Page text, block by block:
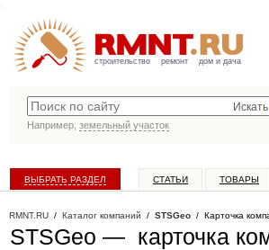
строительство ремонт дом и дача
Искать
Например, земельный участок
ВЫБРАТЬ РАЗДЕЛ СТАТЬИ ТОВАРЫ
RMNT.RU / Каталог компаний / STSGeo / Карточка
STSGeo — карточка